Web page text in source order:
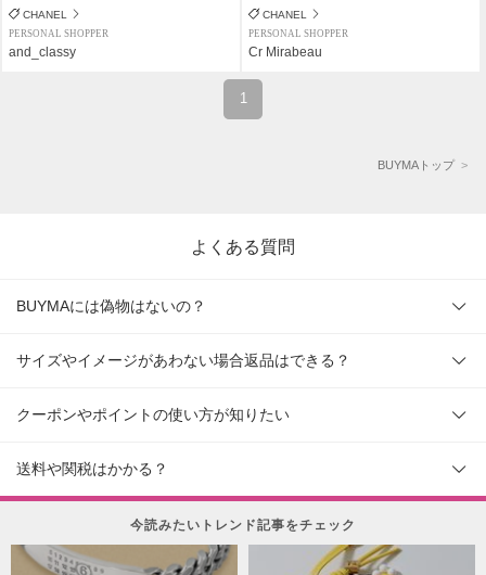
CHANEL
PERSONAL SHOPPER
and_classy
CHANEL
PERSONAL SHOPPER
Cr Mirabeau
1
BUYMAトップ
よくある質問
BUYMAには偽物はないの？
サイズやイメージがあわない場合返品はできる？
クーポンやポイントの使い方が知りたい
送料や関税はかかる？
今読みたいトレンド記事をチェック